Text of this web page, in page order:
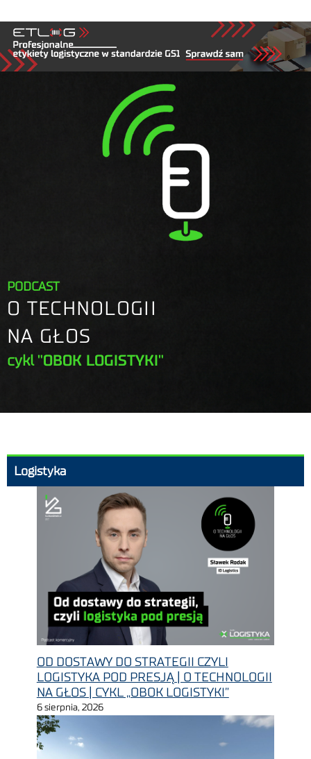
PODCAST
O TECHNOLOGII
NA GŁOS
cykl"OBOK LOGISTYKI"
Logistyka
OD DOSTAWY DO STRATEGII CZYLI
LOGISTYKA POD PRESJĄ | O TECHNOLOGII
NA GŁOS | CYKL „OBOK LOGISTYKI”
6 sierpnia, 2026